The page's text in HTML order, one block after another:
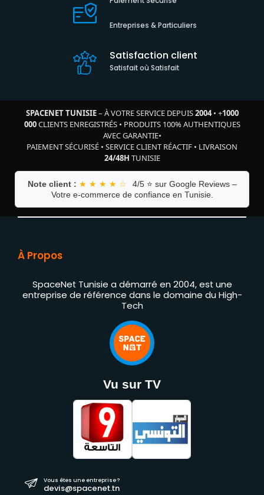
Entreprises & Particuliers
Satisfaction client
Satisfait où Satisfait
SPACENET TUNISIE– À VOTRE SERVICE DEPUIS2004• +1000
000CLIENTS ENREGISTRÉS• PRODUITS 100% AUTHENTIQUES
AVEC GARANTIE•
PAIEMENT SÉCURISÉ • SERVICE CLIENT RÉACTIF • LIVRAISON
24/48H TUNISIE
Note client : ★ ★ ★ ★ ☆
4/5 ⭐ sur Google Reviews –
Votre e-commerce de confiance en Tunisie.
À Propos
SpaceNet Tunisie a démarré en 2004, est une
entreprise de référence dans le domaine du High-
Tech
Vu sur TV
Vous êtes une entreprise ?
devis@spacenet.tn